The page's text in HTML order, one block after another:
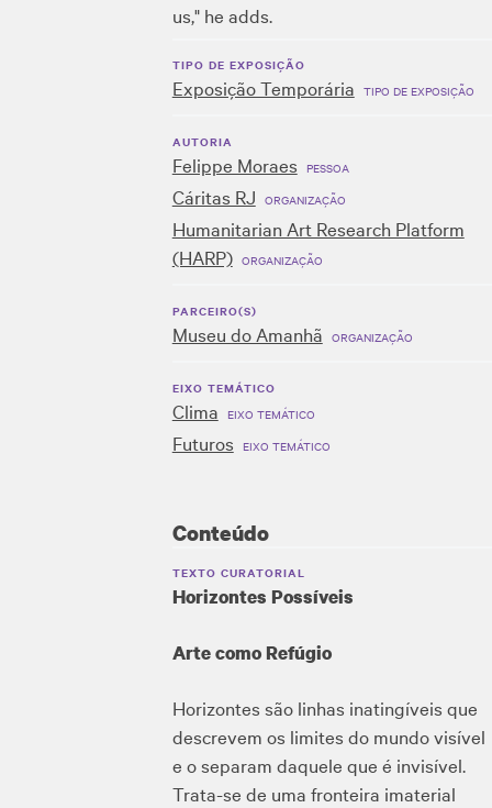
us," he adds.
TIPO DE EXPOSIÇÃO
Exposição Temporária TIPO DE EXPOSIÇÃO
AUTORIA
Felippe Moraes PESSOA
Cáritas RJ ORGANIZAÇÃO
Humanitarian Art Research Platform
(HARP) ORGANIZAÇÃO
PARCEIRO(S)
Museu do Amanhã ORGANIZAÇÃO
EIXO TEMÁTICO
Clima EIXO TEMÁTICO
Futuros EIXO TEMÁTICO
Conteúdo
TEXTO CURATORIAL
Horizontes Possíveis
Arte como Refúgio
Horizontes são linhas inatingíveis que
descrevem os limites do mundo visível
e o separam daquele que é invisível.
Trata-se de uma fronteira imaterial